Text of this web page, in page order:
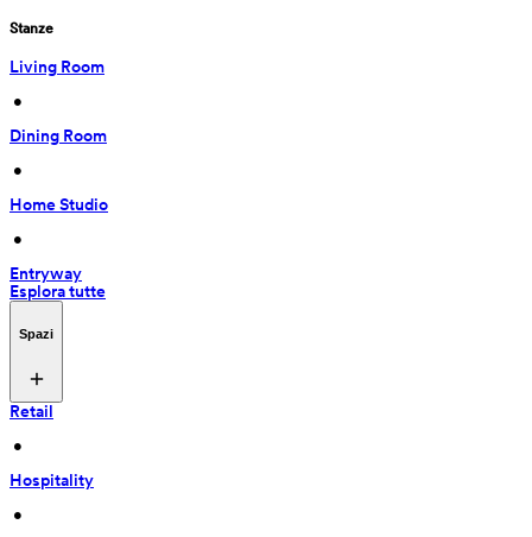
Stanze
Living Room
•
Dining Room
•
Home Studio
•
Entryway
Esplora tutte
Spazi
Retail
•
Hospitality
•